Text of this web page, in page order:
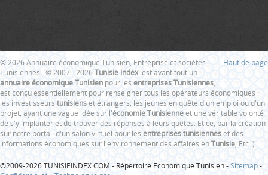
Haut de page
© 2026 Annuaire économique Tunisien, Entreprise et sociétés
Tunisiennes · © 2007 - 2026Tunisie Index: est avant tout un
annuaire économique Tunisien pour les entreprises Tunisiennes , il
est conçu essentiellement pour renseigner tous les opérateurs économiques :
les investisseurs tunisienset étrangers, les jeunes en quête d'un emploi ou d'un
projet, ayant une vague idée sur l'économie Tunisienneet une véritable volonté
de s'y implanter et de trouver des réponses à leurs quêtes. Et ce, par la création
sur notre portail d'un salon virtuel pour les entreprises tunisienneset des
informations économiques sur l'environnement des affaires enTunisie , Etc..)
©2009-2026 TUNISIEINDEX.COM - Répertoire Economique Tunisien -Sitemap-